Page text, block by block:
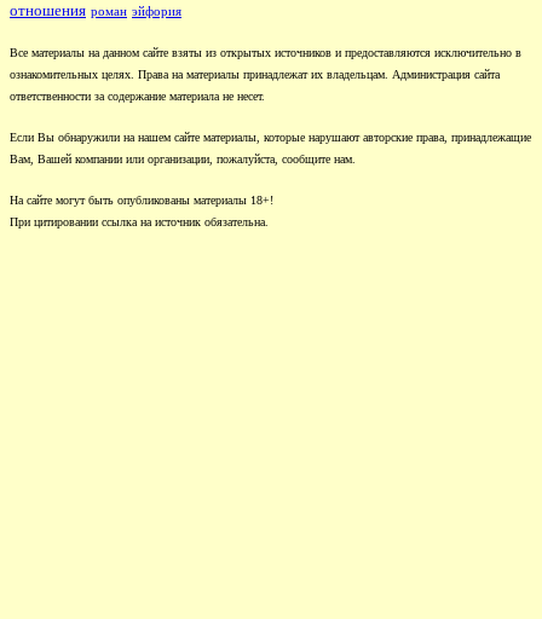
отношения роман эйфория
Все материалы на данном сайте взяты из открытых источников и предоставляются исключительно в
ознакомительных целях. Права на материалы принадлежат их владельцам. Администрация сайта
ответственности за содержание материала не несет.
Если Вы обнаружили на нашем сайте материалы, которые нарушают авторские права, принадлежащие
Вам, Вашей компании или организации, пожалуйста, сообщите нам.
На сайте могут быть опубликованы материалы 18+!
При цитировании ссылка на источник обязательна.